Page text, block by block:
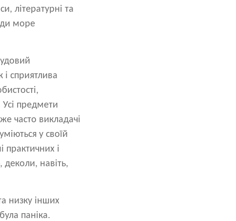
літературні та
море
сприятлива
Усі предмети
часто викладачі
у своїй
практичних і
навіть,
низку інших
паніка.